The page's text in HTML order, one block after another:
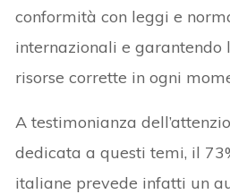
conformità con leggi e
internazionali e garantendo
risorse corrette in ogni
A testimonianza
dedicata a questi temi, il
italiane prevede infatti un